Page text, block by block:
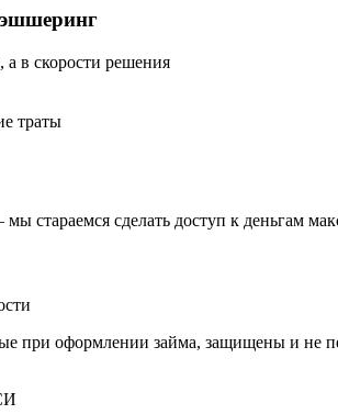
в скорости решения
траты
стараемся сделать доступ к деньгам
при оформлении займа, защищены и не